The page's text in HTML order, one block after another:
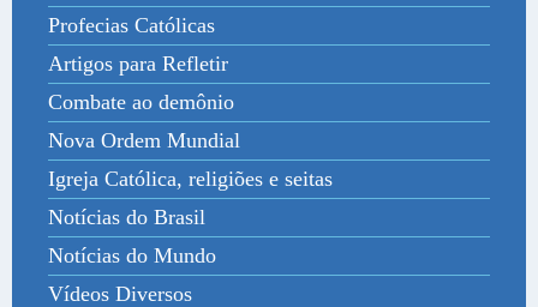
Profecias Católicas
Artigos para Refletir
Combate ao demônio
Nova Ordem Mundial
Igreja Católica, religiões e seitas
Notícias do Brasil
Notícias do Mundo
Vídeos Diversos